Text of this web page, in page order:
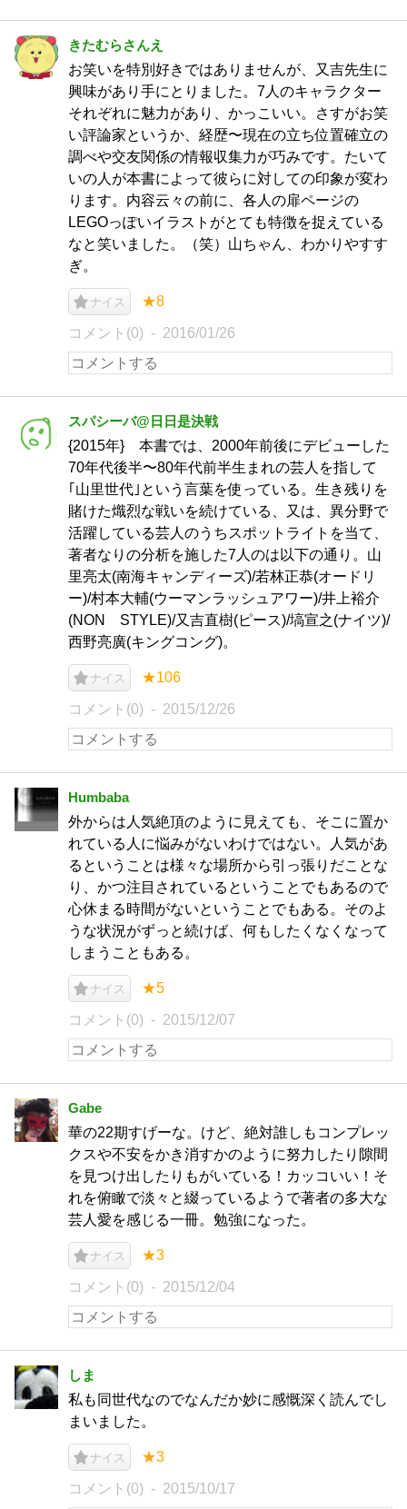
きたむらさんえ
お笑いを特別好きではありませんが、又吉先生に
興味があり手にとりました。7人のキャラクター
それぞれに魅力があり、かっこいい。さすがお笑
い評論家というか、経歴〜現在の立ち位置確立の
調べや交友関係の情報収集力が巧みです。たいて
いの人が本書によって彼らに対しての印象が変わ
ります。内容云々の前に、各人の扉ページの
LEGOっぽいイラストがとても特徴を捉えている
なと笑いました。（笑）山ちゃん、わかりやすす
ぎ。
ナイス ★8
コメント(0) 2016/01/26
スパシーバ@日日是決戦
{2015年} 本書では、2000年前後にデビューした
70年代後半〜80年代前半生まれの芸人を指して
｢山里世代｣という言葉を使っている。生き残りを
賭けた熾烈な戦いを続けている、又は、異分野で
活躍している芸人のうちスポットライトを当て、
著者なりの分析を施した7人のは以下の通り。山
里亮太(南海キャンディーズ)/若林正恭(オードリ
ー)/村本大輔(ウーマンラッシュアワー)/井上裕介
(NON STYLE)/又吉直樹(ピース)/塙宣之(ナイツ)/
西野亮廣(キングコング)。
ナイス ★106
コメント(0) 2015/12/26
Humbaba
外からは人気絶頂のように見えても、そこに置か
れている人に悩みがないわけではない。人気があ
るということは様々な場所から引っ張りだことな
り、かつ注目されているということでもあるので
心休まる時間がないということでもある。そのよ
うな状況がずっと続けば、何もしたくなくなって
しまうこともある。
ナイス ★5
コメント(0) 2015/12/07
Gabe
華の22期すげーな。けど、絶対誰しもコンプレッ
クスや不安をかき消すかのように努力したり隙間
を見つけ出したりもがいている！カッコいい！そ
れを俯瞰で淡々と綴っているようで著者の多大な
芸人愛を感じる一冊。勉強になった。
ナイス ★3
コメント(0) 2015/12/04
しま
私も同世代なのでなんだか妙に感慨深く読んでし
まいました。
ナイス ★3
コメント(0) 2015/10/17